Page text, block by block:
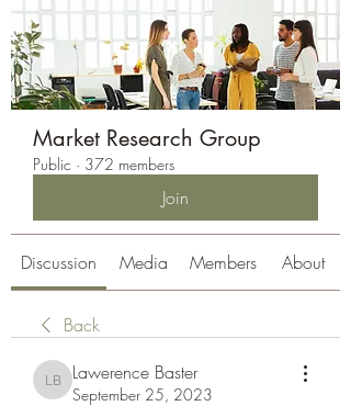
Market Research Group
Public · 372 members
Join
Discussion Media Members About
Back
Lawerence Baster
Lawerence Baster
September 25, 2023